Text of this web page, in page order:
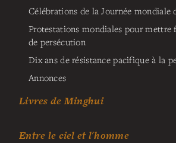
Célébrations de la Journée mondiale
Protestations mondiales pour mettre
de persécution
Dix ans de résistance pacifique à la
Annonces
Livres de Minghui
Entre le ciel et l'homme